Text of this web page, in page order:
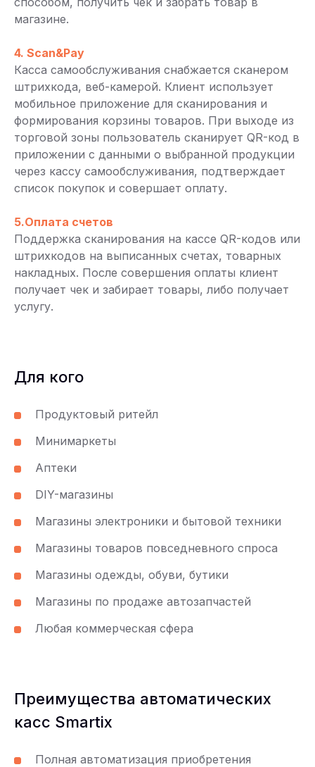
магазине.
4. Scan&Pay
Касса самообслуживания снабжается сканером
штрихкода, веб-камерой. Клиент использует
мобильное приложение для сканирования и
формирования корзины товаров. При выходе из
торговой зоны пользователь сканирует QR-код в
приложении с данными о выбранной продукции
через кассу самообслуживания, подтверждает
список покупок и совершает оплату.
5.Оплата счетов
Поддержка сканирования на кассе QR-кодов или
штрихкодов на выписанных счетах, товарных
накладных. После совершения оплаты клиент
получает чек и забирает товары, либо получает
услугу.
Для кого
Продуктовый ритейл
Минимаркеты
Аптеки
DIY-магазины
Магазины электроники и бытовой техники
Магазины товаров повседневного спроса
Магазины одежды, обуви, бутики
Магазины по продаже автозапчастей
Любая коммерческая сфера
Преимущества автоматических
касс Smartix
Полная автоматизация приобретения